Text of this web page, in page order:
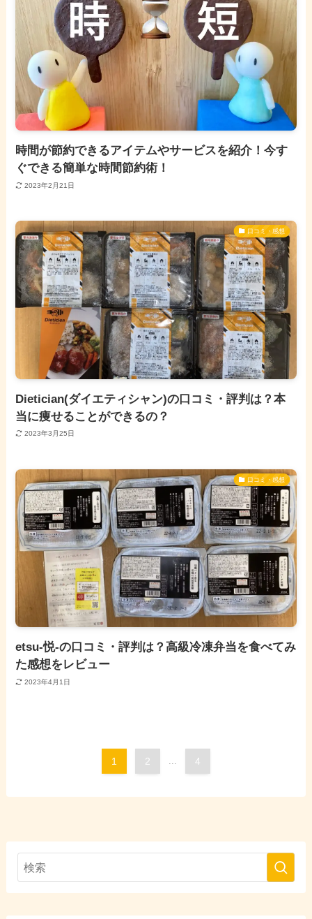
時間が節約できるアイテムやサービスを紹介！今す
ぐできる簡単な時間節約術！
2023年2月21日
口コミ・感想
Dietician(ダイエティシャン)の口コミ・評判は？本
当に痩せることができるの？
2023年3月25日
口コミ・感想
etsu-悦-の口コミ・評判は？高級冷凍弁当を食べてみ
た感想をレビュー
2023年4月1日
1 2 ... 4